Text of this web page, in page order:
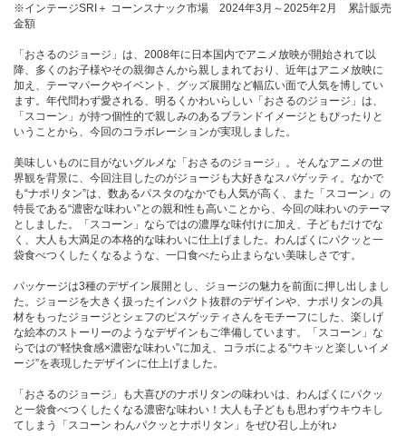
※インテージSRI＋ コーンスナック市場 2024年3月～2025年2月 累計販売
金額
「おさるのジョージ」は、2008年に日本国内でアニメ放映が開始されて以
降、多くのお子様やその親御さんから親しまれており、近年はアニメ放映に
加え、テーマパークやイベント、グッズ展開など幅広い面で人気を博してい
ます。年代問わず愛される、明るくかわいらしい「おさるのジョージ」は、
「スコーン」が持つ個性的で親しみのあるブランドイメージともぴったりと
いうことから、今回のコラボレーションが実現しました。
美味しいものに目がないグルメな「おさるのジョージ」。そんなアニメの世
界観を背景に、今回注目したのがジョージも大好きなスパゲッティ。なかで
も“ナポリタン”は、数あるパスタのなかでも人気が高く、また「スコーン」の
特長である“濃密な味わい”との親和性も高いことから、今回の味わいのテーマ
としました。「スコーン」ならではの濃厚な味付けに加え、子どもだけでな
く、大人も大満足の本格的な味わいに仕上げました。わんぱくにパクッと一
袋食べつくしたくなるような、一口食べたら止まらない美味しさです。
パッケージは3種のデザイン展開とし、ジョージの魅力を前面に押し出しまし
た。ジョージを大きく扱ったインパクト抜群のデザインや、ナポリタンの具
材をもったジョージとシェフのピスゲッティさんをモチーフにした、楽しげ
な絵本のストーリーのようなデザインもご準備しています。「スコーン」な
らではの“軽快食感×濃密な味わい”に加え、コラボによる“ウキッと楽しいイメ
ージ”を表現したデザインに仕上げました。
「おさるのジョージ」も大喜びのナポリタンの味わいは、わんぱくにパクッ
と一袋食べつくしたくなる濃密な味わい！大人も子どもも思わずウキウキし
てしまう「スコーン わんパクッとナポリタン」をぜひ召し上がれ♪